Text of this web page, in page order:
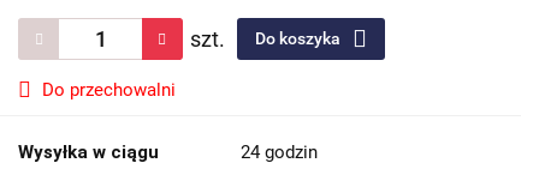
szt. Do koszyka
Do przechowalni
Wysyłka w ciągu 24 godzin